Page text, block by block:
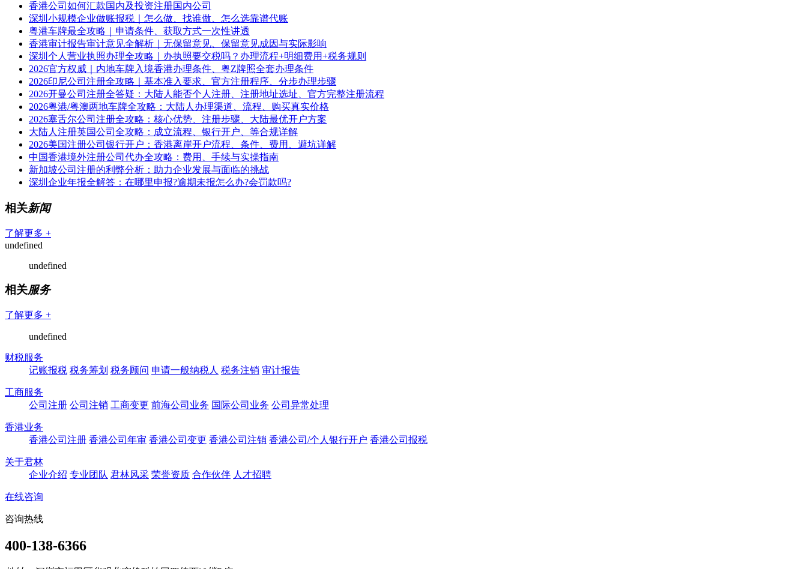
香港公司如何汇款国内及投资注册国内公司
深圳小规模企业做账报税｜怎么做、找谁做、怎么选靠谱代账
粤港车牌最全攻略｜申请条件、获取方式一次性讲透
香港审计报告审计意见全解析｜无保留意见、保留意见成因与实际影响
深圳个人营业执照办理全攻略｜办执照要交税吗？办理流程+明细费用+税务规则
2026官方权威｜内地车牌入境香港办理条件、粤Z牌照全套办理条件
2026印尼公司注册全攻略｜基本准入要求、官方注册程序、分步办理步骤
2026开曼公司注册全答疑：大陆人能否个人注册、注册地址选址、官方完整注册流程
2026粤港/粤澳两地车牌全攻略：大陆人办理渠道、流程、购买真实价格
2026塞舌尔公司注册全攻略：核心优势、注册步骤、大陆最优开户方案
大陆人注册英国公司全攻略：成立流程、银行开户、等合规详解
2026美国注册公司银行开户：香港离岸开户流程、条件、费用、避坑详解
中国香港境外注册公司代办全攻略：费用、手续与实操指南
新加坡公司注册的利弊分析：助力企业发展与面临的挑战
深圳企业年报全解答：在哪里申报?逾期未报怎么办?会罚款吗?
相关新闻
了解更多 +
undefined
undefined
相关服务
了解更多 +
undefined
财税服务
记账报税 税务筹划 税务顾问 申请一般纳税人 税务注销 审计报告
工商服务
公司注册 公司注销 工商变更 前海公司业务 国际公司业务 公司异常处理
香港业务
香港公司注册 香港公司年审 香港公司变更 香港公司注销 香港公司/个人银行开户 香港公司报税
关于君林
企业介绍 专业团队 君林风采 荣誉资质 合作伙伴 人才招聘
在线咨询
咨询热线
400-138-6366